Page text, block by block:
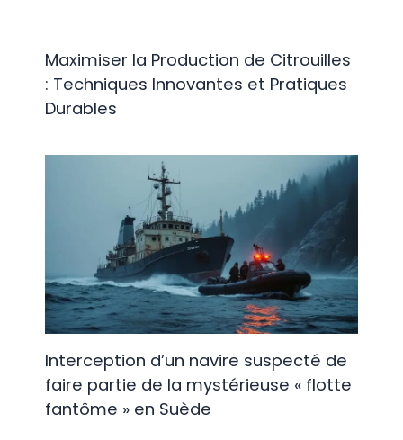
Maximiser la Production de Citrouilles
: Techniques Innovantes et Pratiques
Durables
Interception d’un navire suspecté de
faire partie de la mystérieuse « flotte
fantôme » en Suède